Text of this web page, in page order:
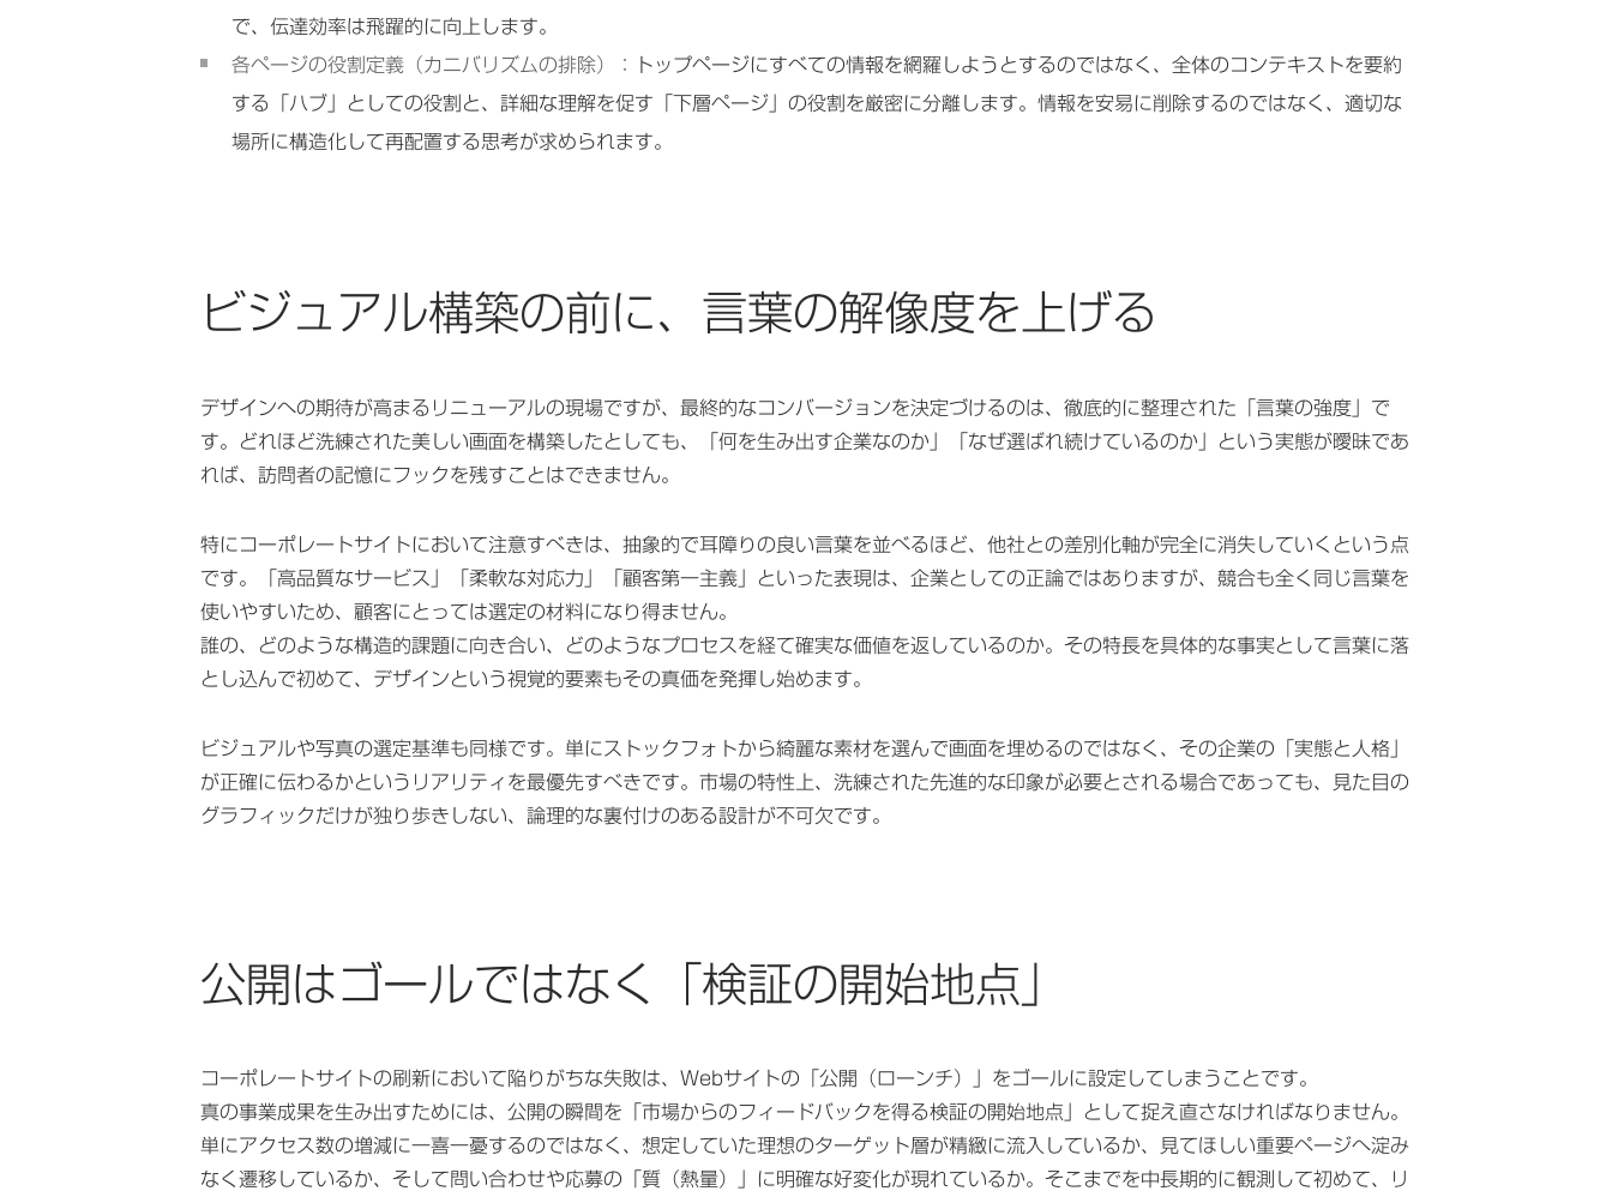
で、伝達効率は飛躍的に向上します。
各ページの役割定義（カニバリズムの排除）
：トップページにすべての情報を網羅しようとするのではなく、全体のコンテキストを要約
する「ハブ」としての役割と、詳細な理解を促す「下層ページ」の役割を厳密に分離します。情報を安易に削除するのではなく、適切な
場所に構造化して再配置する思考が求められます。
ビジュアル構築の前に、言葉の解像度を上げる
デザインへの期待が高まるリニューアルの現場ですが、最終的なコンバージョンを決定づけるのは、徹底的に整理された「言葉の強度」で
す。どれほど洗練された美しい画面を構築したとしても、「何を生み出す企業なのか」「なぜ選ばれ続けているのか」という実態が曖昧であ
れば、訪問者の記憶にフックを残すことはできません。
特にコーポレートサイトにおいて注意すべきは、抽象的で耳障りの良い言葉を並べるほど、他社との差別化軸が完全に消失していくという点
です。「高品質なサービス」「柔軟な対応力」「顧客第一主義」といった表現は、企業としての正論ではありますが、競合も全く同じ言葉を
使いやすいため、顧客にとっては選定の材料になり得ません。
誰の、どのような構造的課題に向き合い、どのようなプロセスを経て確実な価値を返しているのか。その特長を具体的な事実として言葉に落
とし込んで初めて、デザインという視覚的要素もその真価を発揮し始めます。
ビジュアルや写真の選定基準も同様です。単にストックフォトから綺麗な素材を選んで画面を埋めるのではなく、その企業の「実態と人格」
が正確に伝わるかというリアリティを最優先すべきです。市場の特性上、洗練された先進的な印象が必要とされる場合であっても、見た目の
グラフィックだけが独り歩きしない、論理的な裏付けのある設計が不可欠です。
公開はゴールではなく「検証の開始地点」
コーポレートサイトの刷新において陥りがちな失敗は、Webサイトの「公開（ローンチ）」をゴールに設定してしまうことです。
真の事業成果を生み出すためには、公開の瞬間を「市場からのフィードバックを得る検証の開始地点」として捉え直さなければなりません。
単にアクセス数の増減に一喜一憂するのではなく、想定していた理想のターゲット層が精緻に流入しているか、見てほしい重要ページへ淀み
なく遷移しているか、そして問い合わせや応募の「質（熱量）」に明確な好変化が現れているか。そこまでを中長期的に観測して初めて、リ